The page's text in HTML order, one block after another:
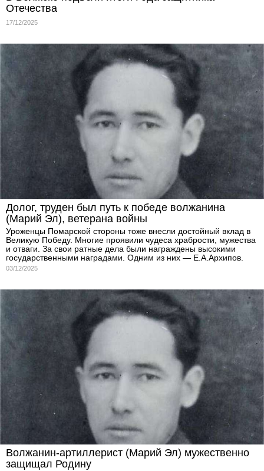
Отечества
17/12/2025
Долог, труден был путь к победе волжанина
(Марий Эл), ветерана войны
Уроженцы Помарской стороны тоже внесли достойный вклад в
Великую Победу. Многие проявили чудеса храбрости, мужества
и отваги. За свои ратные дела были награждены высокими
государственными наградами. Одним из них — Е.А.Архипов.
03/12/2025
Волжанин-артиллерист (Марий Эл) мужественно
защищал Родину